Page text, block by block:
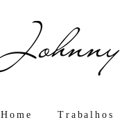
Home Trabalhos